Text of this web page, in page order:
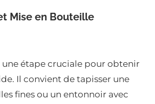
Mise en Bouteille
une étape cruciale pour obtenir
Il convient de tapisser une
fines ou un entonnoir avec